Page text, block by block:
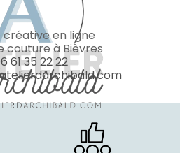
en ligne
couture à Bièvres
61 35 22 22